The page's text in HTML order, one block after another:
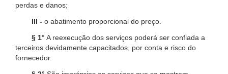
perdas e danos;
III - o abatimento proporcional do preço.
§ 1° A reexecução dos serviços poderá ser confiada a
terceiros devidamente capacitados, por conta e risco do
fornecedor.